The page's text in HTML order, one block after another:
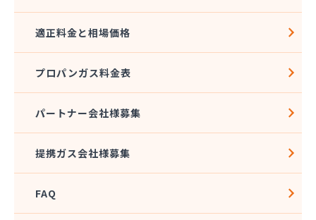
玉名プロパン販売所
玉名団地プロパン株式会社
熊本ガス開発株式会社
熊本クミアイプロパン株式会社
熊本クミアイプロパン株式会社 城北配送センター
熊本県LPガス協会（一般社団法人）お客様相談所
熊本石油株式会社 Dr・Drive 健軍エコ・ステー
ション
適正料金と相場価格
プロパンガス料金表
パートナー会社様募集
提携ガス会社様募集
FAQ